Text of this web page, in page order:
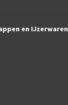
en IJzerwaren